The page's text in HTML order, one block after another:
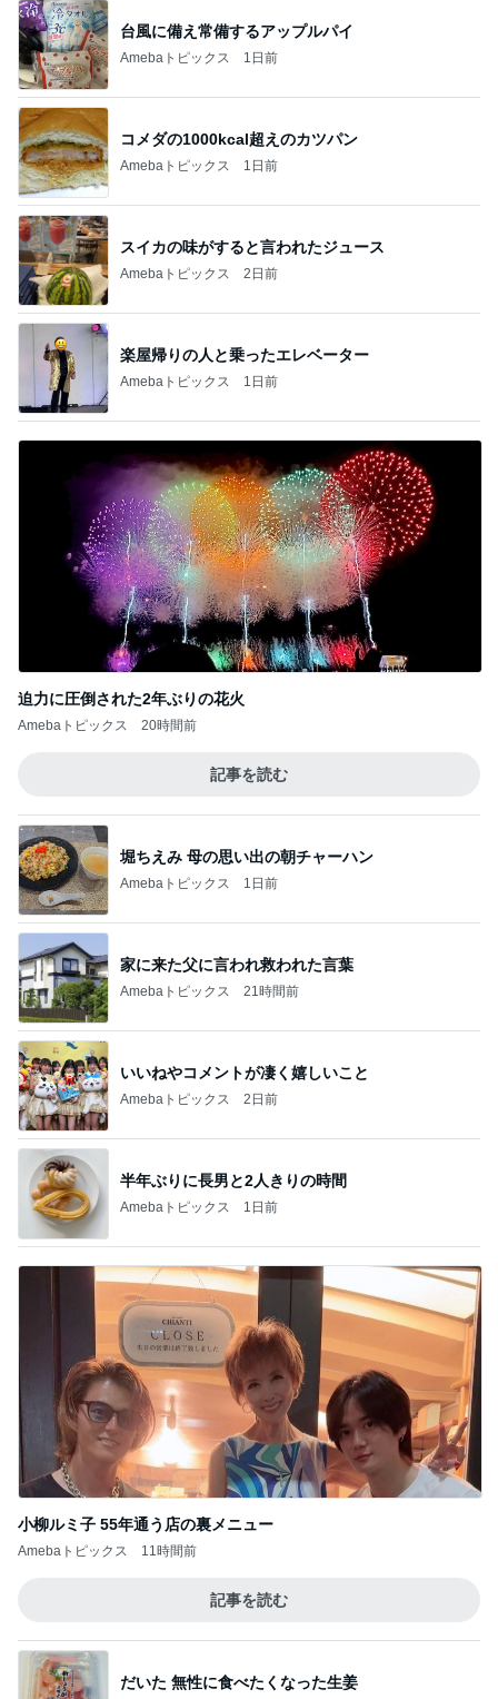
台風に備え常備するアップルパイ
Amebaトピックス 1日前
コメダの1000kcal超えのカツパン
Amebaトピックス 1日前
スイカの味がすると言われたジュース
Amebaトピックス 2日前
楽屋帰りの人と乗ったエレベーター
Amebaトピックス 1日前
迫力に圧倒された2年ぶりの花火
Amebaトピックス 20時間前
記事を読む
堀ちえみ 母の思い出の朝チャーハン
Amebaトピックス 1日前
家に来た父に言われ救われた言葉
Amebaトピックス 21時間前
いいねやコメントが凄く嬉しいこと
Amebaトピックス 2日前
半年ぶりに長男と2人きりの時間
Amebaトピックス 1日前
小柳ルミ子 55年通う店の裏メニュー
Amebaトピックス 11時間前
記事を読む
だいた 無性に食べたくなった生姜